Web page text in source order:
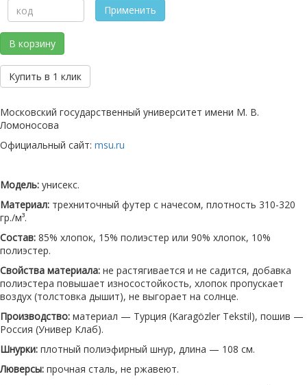
Применить
В корзину
Купить в 1 клик
Московский государственный университет имени М. В.
Ломоносова
Официальный сайт: msu.ru
Модель: унисекс.
Материал: трехниточный футер с начесом, плотность 310-320
гр./м³.
Состав: 85% хлопок, 15% полиэстер или 90% хлопок, 10%
полиэстер.
Свойства материала: не растягивается и не садится, добавка
полиэстера повышает износостойкость, хлопок пропускает
воздух (толстовка дышит), не выгорает на солнце.
Производство: материал — Турция (Karagözler Tekstil), пошив —
Россия (Универ Клаб).
Шнурки: плотный полиэфирный шнур, длина — 108 см.
Люверсы: прочная сталь, не ржавеют.